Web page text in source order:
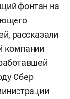
фонтан на
рассказали
компании
Сбер